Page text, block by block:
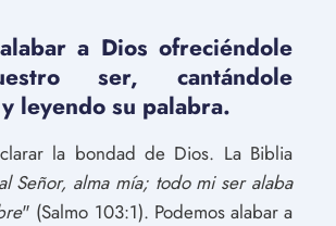
a Dios ofreciéndole
ser, cantándole
leyendo su palabra.
la bondad de Dios. La Biblia
Señor, alma mía; todo mi ser alaba
" (Salmo 103:1). Podemos alabar a